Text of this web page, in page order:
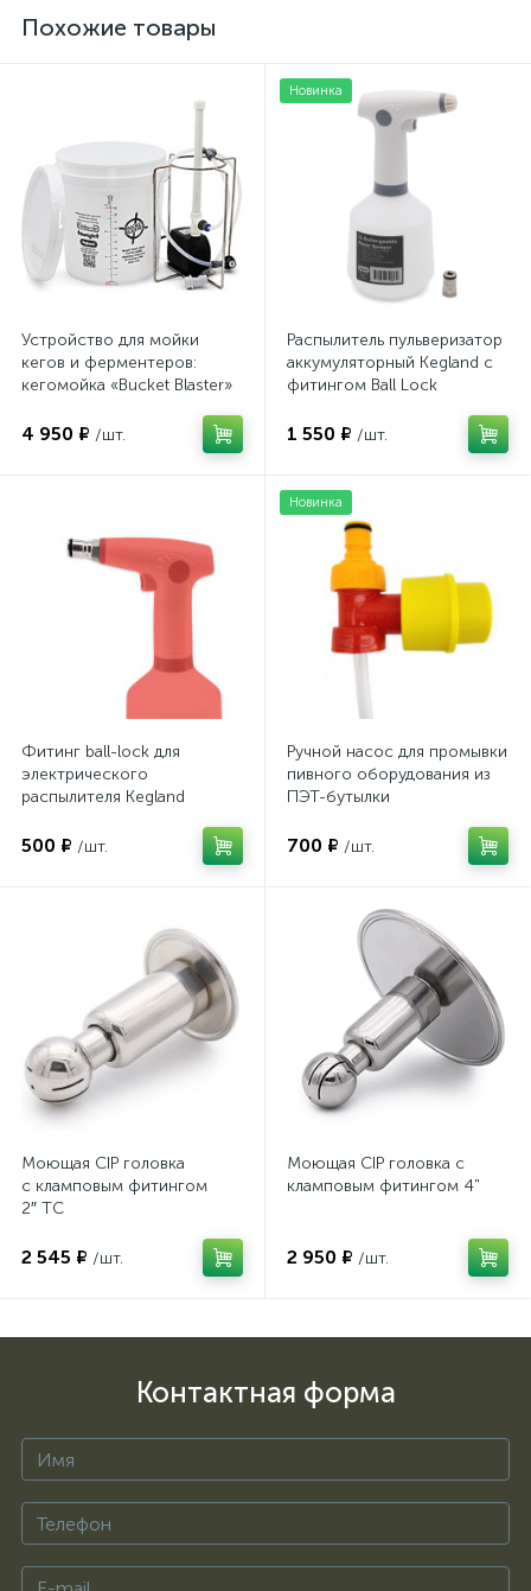
Похожие товары
Устройство для мойки
кегов и ферментеров:
кегомойка «Bucket Blaster»
4 950 ₽ /шт.
Новинка
Распылитель пульверизатор
аккумуляторный Kegland с
фитингом Ball Lock
1 550 ₽ /шт.
Фитинг ball-lock для
электрического
распылителя Kegland
500 ₽ /шт.
Новинка
Ручной насос для промывки
пивного оборудования из
ПЭТ-бутылки
700 ₽ /шт.
Моющая CIP головка
с кламповым фитингом
2″ TC
2 545 ₽ /шт.
Моющая CIP головка с
кламповым фитингом 4"
2 950 ₽ /шт.
Контактная форма